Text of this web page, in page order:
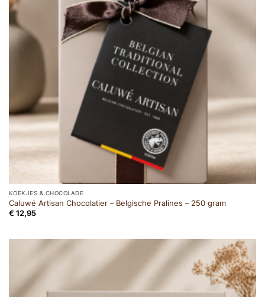
KOEKJES & CHOCOLADE
Caluwé Artisan Chocolatier – Belgische Pralines – 250 gram
€ 12,95